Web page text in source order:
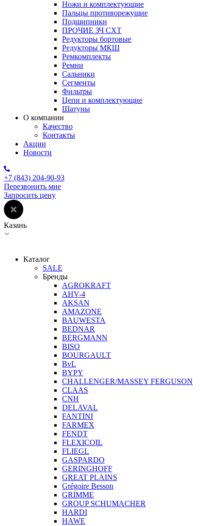
Ножи и комплектующие
Пальцы противорежущие
Подшипники
ПРОЧИЕ ЗЧ СХТ
Редукторы бортовые
Редукторы МКШ
Ремкомплекты
Ремни
Сальники
Сегменты
Фильтры
Цепи и комплектующие
Шатуны
О компании
Качество
Контакты
Акции
Новости
+7 (843) 204-90-93
Перезвонить мне
Запросить цену
Казань
Каталог
SALE
Бренды
AGROKRAFT
AHV-4
AKSAN
AMAZONE
BAUWESTA
BEDNAR
BERGMANN
BISO
BOURGAULT
BvL
BYPY
CHALLENGER/MASSEY FERGUSON
CLAAS
CNH
DELAVAL
FANTINI
FARMEX
FENDT
FLEXICOIL
FLIEGL
GASPARDO
GERINGHOFF
GREAT PLAINS
Grégoire Besson
GRIMME
GROUP SCHUMACHER
HARDI
HAWE